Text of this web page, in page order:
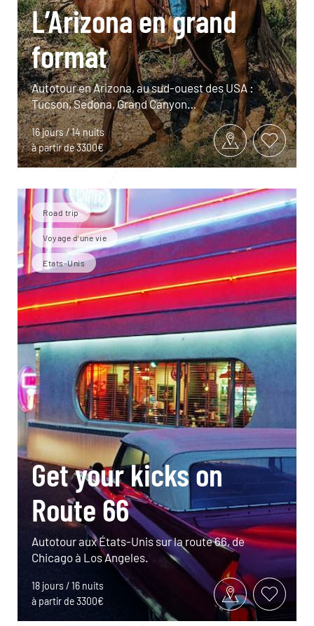
L’Arizona en grand
format
Autotour en Arizona, au sud-ouest des USA :
Tucson, Sedona, Grand Canyon…
16 jours / 14 nuits
à partir de 3300€
Road trip
Voyage d'une vie
Etats-Unis
Get your kicks on
Route 66
Autotour aux États-Unis sur la route 66, de
Chicago à Los Angeles.
18 jours / 16 nuits
à partir de 3300€